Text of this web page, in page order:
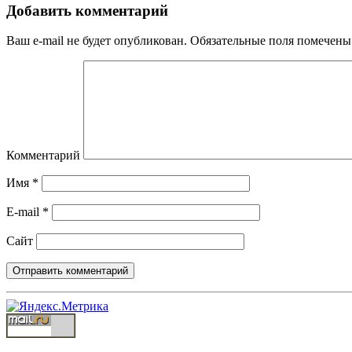
Добавить комментарий
Ваш e-mail не будет опубликован. Обязательные поля
Комментарий
Имя *
E-mail *
Сайт